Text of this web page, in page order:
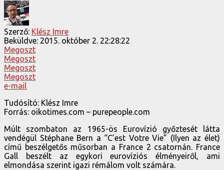
Szerző: Klész Imre
Beküldve: 2015. október 2. 22:28:22
Megoszt
Megoszt
Megoszt
Megoszt
e-mail
Tudósító: Klész Imre
Forrás: oikotimes.com – purepeople.com
Múlt szombaton az 1965-ös Eurovízió győztesét látta
vendégül Stéphane Bern a “C’est Votre Vie” (Ilyen az élet)
című beszélgetős műsorban a France 2 csatornán. France
Gall beszélt az egykori eurovíziós élményeiről, ami
elmondása szerint igazi rémálom volt számára.